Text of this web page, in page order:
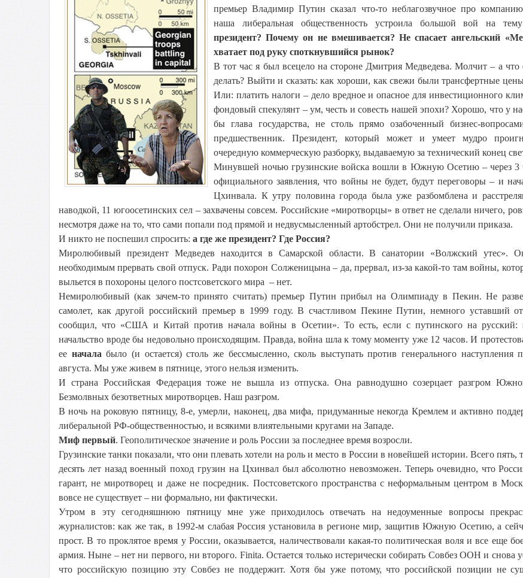
премьер Владимир Путин сказал что-то неблагозвучное про
наша либеральная общественность устроила большой вой на
президент? Почему он не вмешивается? Не спасает ангельский
хватает под руку споткнувшийся рынок?
В тот час я был всецело на стороне Дмитрия Медведева. Молчит – а что
делать? Выйти и сказать: как хороши, как свежи были трансфертные
Или: платить налоги – дело вредное и опасное для инвестиционного
фондовый спекулянт – ум, честь и совесть нашей эпохи? Хорошо, что у
бы глава государства, не столь прямо озабоченный бизнес-
предшественник. Президент, который может и умеет мудро
очередную коммерческую разборку, выдаваемую за технический конец
Минувшей ночью грузинские войска вошли в Южную Осетию – через 3
официального заявления, что войны не будет, будут переговоры – и
Цхинвала. К утру половина города была уже разбомблена и
наводкой, 11 югоосетинских сел – захвачены совсем. Российские «миротворцы» в ответ не сделали ничего,
несмотря даже на то, что сами попали под прямой и недвусмысленный артобстрел. Они не получили приказа.
И никто не поспешил спросить: а где же президент? Где Россия?
Миролюбивый президент Медведев находится в Самарской области. В санатории «Волжский утес».
необходимым прервать свой отпуск. Ради похорон Солженицына – да, прервал, из-за какой-то там войны,
выльется в похороны целого постсоветского мира – нет.
Немиролюбивый (как зачем-то принято считать) премьер Путин прибыл на Олимпиаду в Пекин. Не
самолет, как другой российский премьер в 1999 году. В счастливом Пекине Путин, немного уставший от
сообщил, что «США и Китай против начала войны в Осетии». То есть, если с путинского на русский:
начальство вроде бы недовольно происходящим. Правда, война шла к тому моменту уже 12 часов. И
ее начала было (и остается) столь же бессмысленно, сколь выступать против генерального наступления
августа. Мы уже живем в пятнице, этого нельзя изменить.
И страна Российская Федерация тоже не вышла из отпуска. Она равнодушно созерцает разгром
Безмолвных безответных миротворцев. Наш разгром.
В ночь на роковую пятницу, 8-е, умерли, наконец, два мифа, придуманные некогда Кремлем и активно
либеральной РФ-общественностью, и всякими влиятельными кругами на Западе.
Миф первый. Геополитическое значение и роль России за последнее время возросли.
Грузинские танки показали, что они плевать хотели на роль и место в России в новейшей истории. Всего пять,
десять лет назад военный поход грузин на Цхинвал был абсолютно невозможен. Теперь очевидно, что
гарант, не миротворец и даже не посредник. Постсоветского пространства с неформальным центром в
вовсе не существует – ни формально, ни фактически.
Утром в эту сегодняшнюю пятницу мне уже приходилось отвечать на недоуменные вопросы
журналистов: как же так, в 1992-м слабая Россия установила в регионе мир, защитив Южную Осетию, а
прост. В то проклятое время у России, оказывается, наличествовали какая-то политическая воля и все еще
армия. Ныне – нет ни первого, ни второго. Finita. Остается только истерически собирать Совбез ООН и снова
что российскую позицию эту Совбез не поддержит. Хотя бы уже потому, что российской позиции не